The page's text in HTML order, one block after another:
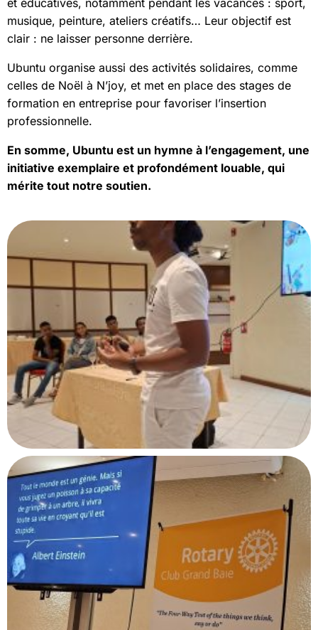
et éducatives, notamment pendant les vacances : sport,
musique, peinture, ateliers créatifs… Leur objectif est
clair : ne laisser personne derrière.
Ubuntu organise aussi des activités solidaires, comme
celles de Noël à N’joy, et met en place des stages de
formation en entreprise pour favoriser l’insertion
professionnelle.
En somme, Ubuntu est un hymne à l’engagement, une
initiative exemplaire et profondément louable, qui
mérite tout notre soutien.